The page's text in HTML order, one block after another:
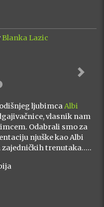
Blanka Lazic
Next
ljubimcaAlbi
vlasnik nam
Odabrali smo za
njuške kao Albi
zajedničkih trenutaka…..